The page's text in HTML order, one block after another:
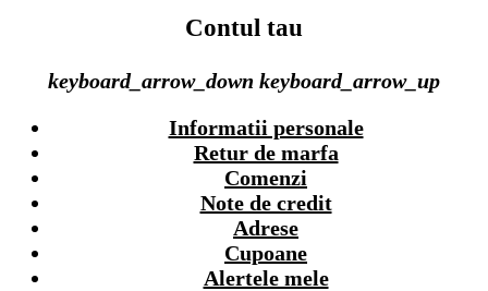
Contul tau
keyboard_arrow_down keyboard_arrow_up
Informatii personale
Retur de marfa
Comenzi
Note de credit
Adrese
Cupoane
Alertele mele